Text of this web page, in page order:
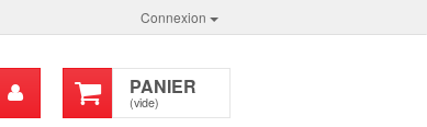
Connexion
PANIER
(vide)
Mon
compte